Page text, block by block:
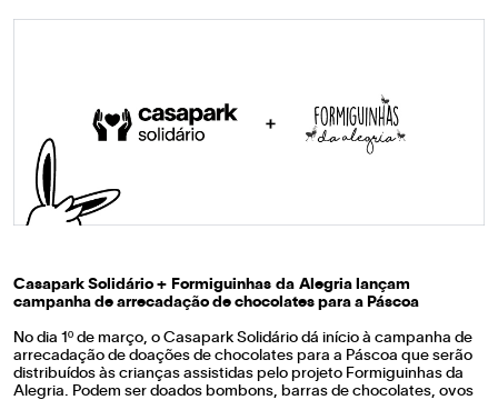
Casapark Solidário + Formiguinhas da Alegria lançam
campanha de arrecadação de chocolates para a Páscoa
No dia 1º de março, o Casapark Solidário dá início à campanha de
arrecadação de doações de chocolates para a Páscoa que serão
distribuídos às crianças assistidas pelo projeto Formiguinhas da
Alegria. Podem ser doados bombons, barras de chocolates, ovos